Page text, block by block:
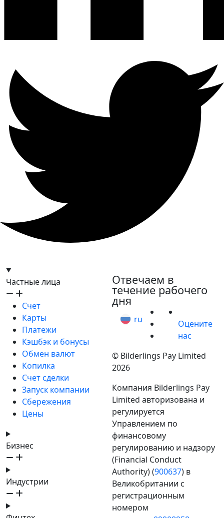
Частные лица
Счет
Карты
Платежи
Кэшбэк и бонусы
Обмен валют
Копилка
Счет сделки
Запуск компании
Сбережения
Цены
Бизнес
Индустрии
Отвечаем в
течение рабочего
дня
ru
Оцените
нас
© Bilderlings Pay Limited
2026
Компания Bilderlings Pay
Limited авторизована и
регулируется
Управлением по
финансовому
регулированию и надзору
(Financial Conduct
Authority) (900637) в
Великобритании с
регистрационным
номером